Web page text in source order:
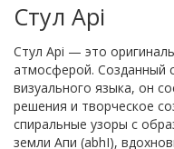
Стул Api
Стул Api — это
атмосферой. Созданный
визуального языка, он
решения и творческое
спиральные узоры с
земли Апи (abhI),